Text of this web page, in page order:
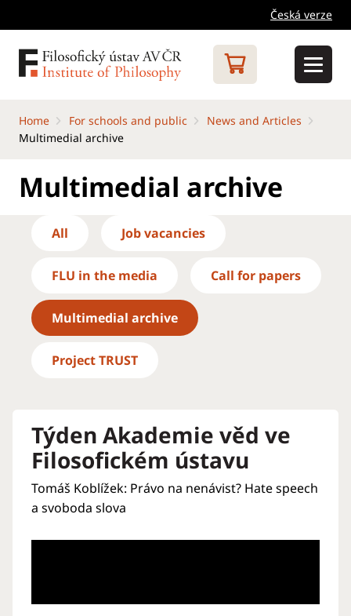
Česká verze
Home For schools and public
News and Articles
Multimedial archive
Multimedial archive
All Job vacancies
FLU in the media Call for papers
Multimedial archive
Project TRUST
Týden Akademie věd ve
Filosofickém ústavu
Tomáš Koblížek: Právo na nenávist? Hate speech
a svoboda slova